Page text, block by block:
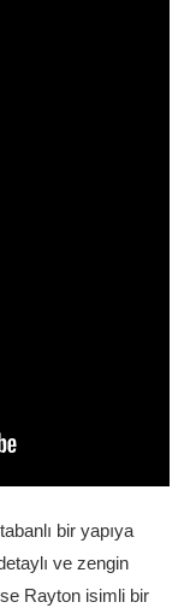
bir yapıya
ve zengin
Rayton isimli bir